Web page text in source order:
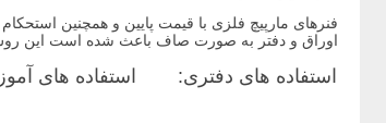
اوراق و دفتر به صورت صاف باعث شده است این روش
استفاده های دفتری: استفاده های